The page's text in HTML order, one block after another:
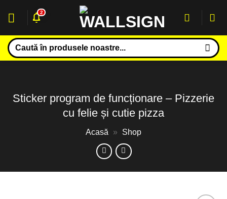
2
Caută
după:
Sticker program de funcționare – Pizzerie
cu felie și cutie pizza
Acasă » Shop